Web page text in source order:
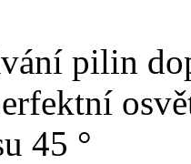
pilin
45 °